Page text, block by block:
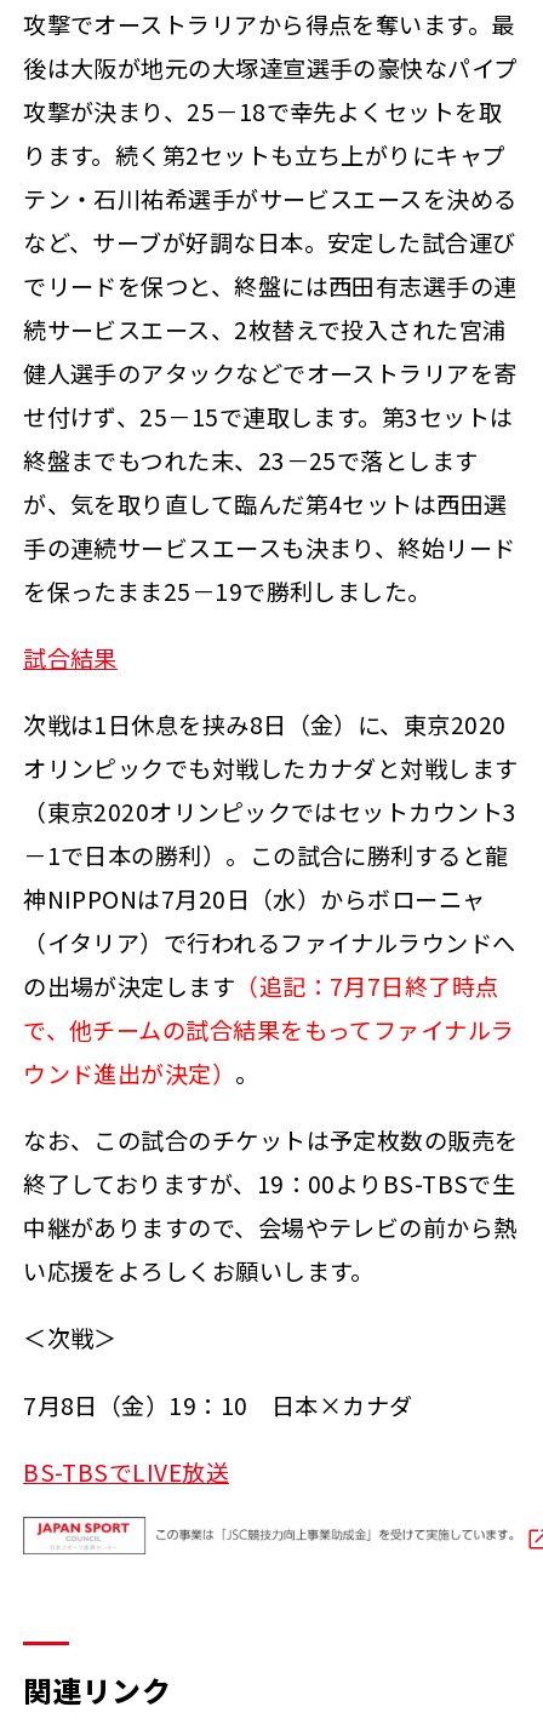
攻撃でオーストラリアから得点を奪います。最
後は大阪が地元の大塚達宣選手の豪快なパイプ
攻撃が決まり、25－18で幸先よくセットを取
ります。続く第2セットも立ち上がりにキャプ
テン・石川祐希選手がサービスエースを決める
など、サーブが好調な日本。安定した試合運び
でリードを保つと、終盤には西田有志選手の連
続サービスエース、2枚替えで投入された宮浦
健人選手のアタックなどでオーストラリアを寄
せ付けず、25－15で連取します。第3セットは
終盤までもつれた末、23－25で落とします
が、気を取り直して臨んだ第4セットは西田選
手の連続サービスエースも決まり、終始リード
を保ったまま25－19で勝利しました。
試合結果
次戦は1日休息を挟み8日（金）に、東京2020
オリンピックでも対戦したカナダと対戦します
（東京2020オリンピックではセットカウント3
－1で日本の勝利）。この試合に勝利すると龍
神NIPPONは7月20日（水）からボローニャ
（イタリア）で行われるファイナルラウンドへ
の出場が決定します （追記：7月7日終了時点
で、他チームの試合結果をもってファイナルラ
ウンド進出が決定） 。
なお、この試合のチケットは予定枚数の販売を
終了しておりますが、19：00よりBS-TBSで生
中継がありますので、会場やテレビの前から熱
い応援をよろしくお願いします。
＜次戦＞
7月8日（金）19：10 日本×カナダ
BS-TBSでLIVE放送
関連リンク